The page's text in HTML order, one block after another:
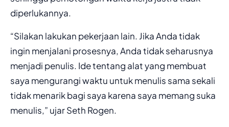
diperlukannya.
“Silakan lakukan pekerjaan lain. Jika Anda tidak
ingin menjalani prosesnya, Anda tidak seharusnya
menjadi penulis. Ide tentang alat yang membuat
saya mengurangi waktu untuk menulis sama sekali
tidak menarik bagi saya karena saya memang suka
menulis,” ujar Seth Rogen.